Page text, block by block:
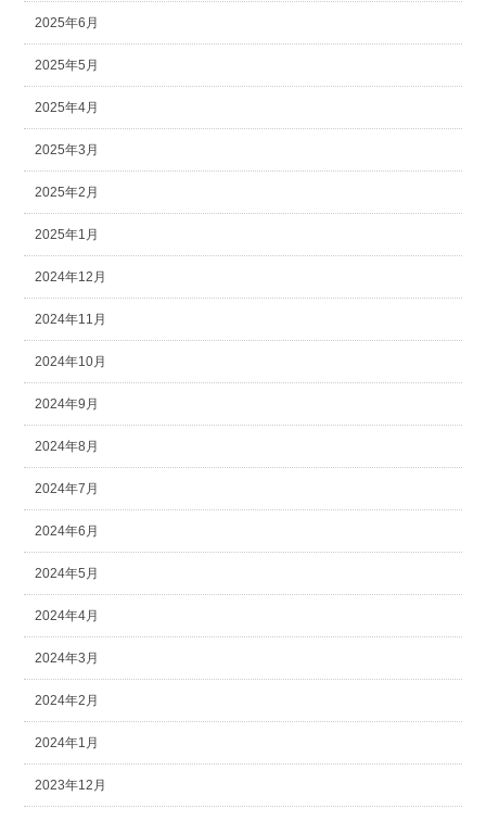
2025年6月
2025年5月
2025年4月
2025年3月
2025年2月
2025年1月
2024年12月
2024年11月
2024年10月
2024年9月
2024年8月
2024年7月
2024年6月
2024年5月
2024年4月
2024年3月
2024年2月
2024年1月
2023年12月